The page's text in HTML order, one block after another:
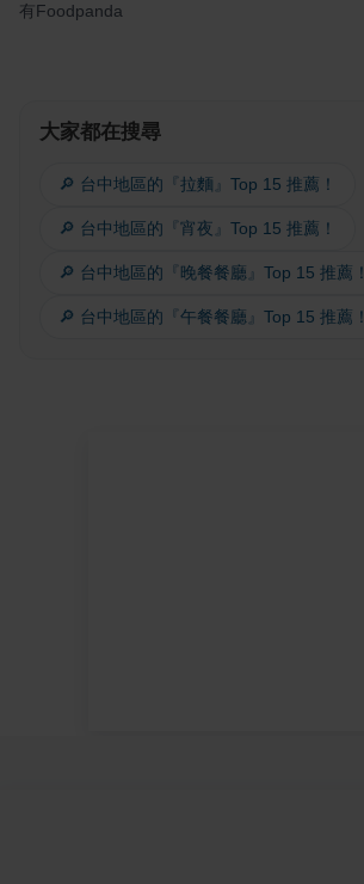
有Foodpanda
大家都在搜尋
🔎 台中地區的『拉麵』Top 15 推薦！
🔎 台中地區的『宵夜』Top 15 推薦！
🔎 台中地區的『晚餐餐廳』Top 15 推薦！
🔎 台中地區的『午餐餐廳』Top 15 推薦！